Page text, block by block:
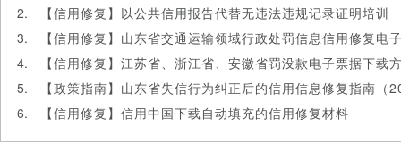
【信用修复】以公共信用报告代替无违法违规记录证明培训
【信用修复】山东省交通运输领域行政处罚信息信用修复电
【信用修复】江苏省、浙江省、安徽省罚没款电子票据下载
【政策指南】山东省失信行为纠正后的信用信息修复指南（
【信用修复】信用中国下载自动填充的信用修复材料